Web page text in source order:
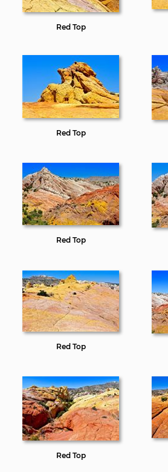
Red Top
Red Top
Red Top
Red Top
Red Top